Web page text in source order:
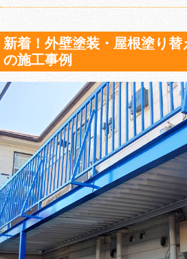
新着！外壁塗装・屋根塗り
の施工事例